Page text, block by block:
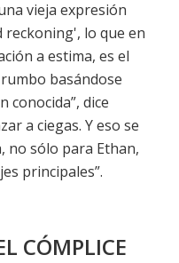
vieja expresión
reckoning', lo que en
a estima, es el
basándose
conocida”, dice
a ciegas. Y eso se
no sólo para Ethan,
principales”.
CÓMPLICE